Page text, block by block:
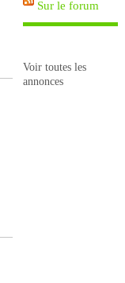
Sur le forum
Voir toutes les
annonces